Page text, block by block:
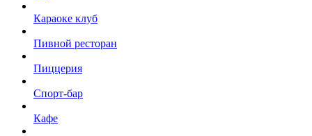
Караоке клуб
Пивной ресторан
Пиццерия
Спорт-бар
Кафе